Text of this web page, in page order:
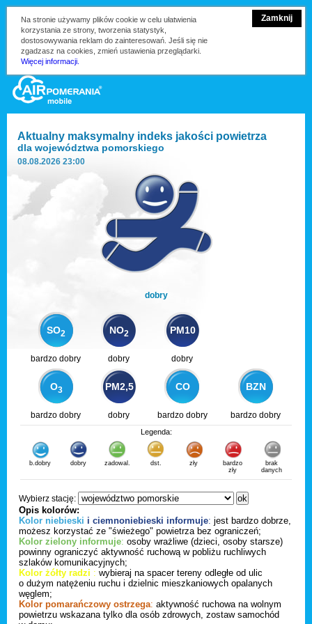
Zamknij
Na stronie używamy plików cookie w celu ułatwienia
korzystania ze strony, tworzenia statystyk,
dostosowywania reklam do zainteresowań. Jeśli się nie
zgadzasz na cookies, zmień ustawienia przeglądarki.
Więcej informacji.
Aktualny maksymalny indeks jakości powietrza
dla województwa pomorskiego
08.08.2026 23:00
dobry
SO2 NO2 PM10
bardzo dobry dobry dobry
O3 PM2,5 CO BZN
bardzo dobry dobry bardzo dobry bardzo dobry
Legenda:
b.dobry dobry zadowal. dst. zły
bardzo
zły
brak
danych
Wybierz stację:
Opis kolorów:
Kolor niebieski i ciemnoniebieski informuje: jest bardzo dobrze,
możesz korzystać ze "świeżego" powietrza bez ograniczeń;
Kolor zielony informuje: osoby wrażliwe (dzieci, osoby starsze)
powinny ograniczyć aktywność ruchową w pobliżu ruchliwych
szlaków komunikacyjnych;
Kolor żółty radzi : wybieraj na spacer tereny odległe od ulic
o dużym natężeniu ruchu i dzielnic mieszkaniowych opalanych
węglem;
Kolor pomarańczowy ostrzega: aktywność ruchowa na wolnym
powietrzu wskazana tylko dla osób zdrowych, zostaw samochód